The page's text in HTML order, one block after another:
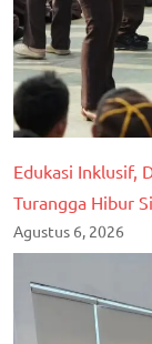
Edukasi Inklusif,
Turangga Hibur
Agustus 6, 2026